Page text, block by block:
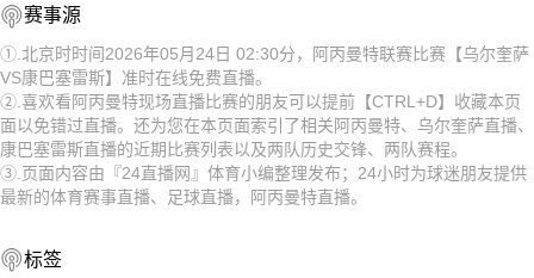
08-13 【乌兹超】 特尔梅兹VS索格迪纳吉扎克
08-13 【乌兹超】 安集延VS费尔干纳夫兹
08-13 【U18亚洲杯】 黎巴嫩U18VS巴林U18
08-13 【亚美超】 乌拉尔图VS休尼克FC
08-13 【俄杯】 纳尔奇克斯巴达克VS弗拉季高加索阿兰尼亚
08-13 【哈萨克甲】 阿斯塔纳B队VS杜保尔B队
赛事源
①.北京时时间2026年05月24日 02:30分，阿丙曼特联赛比赛【乌尔奎萨
VS康巴塞雷斯】准时在线免费直播。
②.喜欢看阿丙曼特现场直播比赛的朋友可以提前【CTRL+D】收藏本页
面以免错过直播。还为您在本页面索引了相关阿丙曼特、乌尔奎萨直播、
康巴塞雷斯直播的近期比赛列表以及两队历史交锋、两队赛程。
③.页面内容由『24直播网』体育小编整理发布；24小时为球迷朋友提供
最新的体育赛事直播、足球直播，阿丙曼特直播。
标签